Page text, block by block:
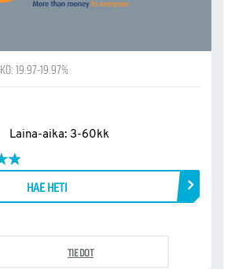
19.97-19.97%
Laina-aika: 3-60kk
TIEDOT
HAE HETI